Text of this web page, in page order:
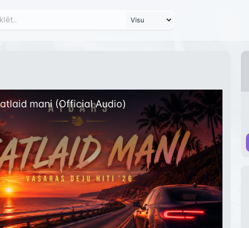
mani (Official Audio)